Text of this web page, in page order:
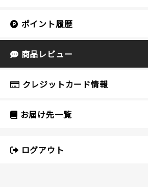
ポイント履歴
商品レビュー
クレジットカード情報
お届け先一覧
ログアウト